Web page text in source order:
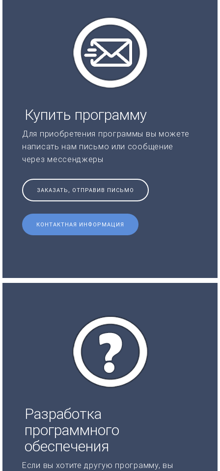
Купить программу
Для приобретения программы вы можете
написать нам письмо или сообщение
через мессенджеры
ЗАКАЗАТЬ, ОТПРАВИВ ПИСЬМО
КОНТАКТНАЯ ИНФОРМАЦИЯ
Разработка
программного
обеспечения
Если вы хотите другую программу, вы